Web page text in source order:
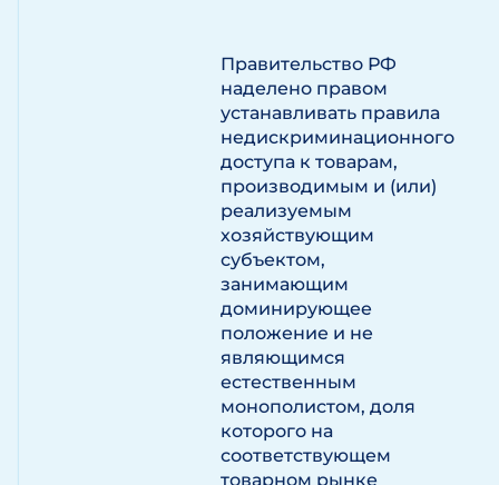
Правительство РФ
наделено правом
устанавливать правила
недискриминационного
доступа к товарам,
производимым и (или)
реализуемым
хозяйствующим
субъектом,
занимающим
доминирующее
положение и не
являющимся
естественным
монополистом, доля
которого на
соответствующем
товарном рынке